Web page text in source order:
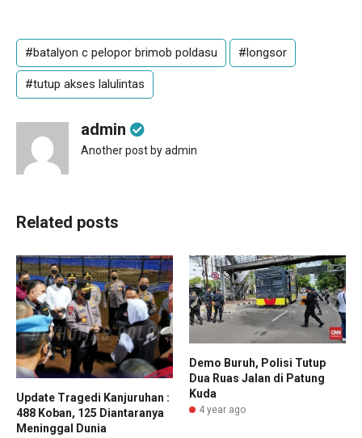
#batalyon c pelopor brimob poldasu #longsor
#tutup akses lalulintas
admin
Another post by admin
Related posts
Update Tragedi Kanjuruhan :
488 Koban, 125 Diantaranya
Meninggal Dunia
Demo Buruh, Polisi Tutup
Dua Ruas Jalan di Patung
Kuda
4 year ago